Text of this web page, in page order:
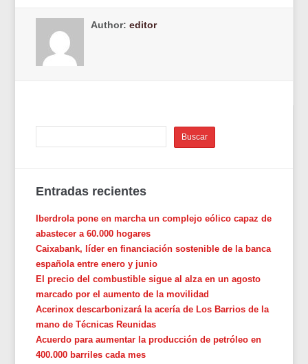
Author:editor
Entradas recientes
Iberdrola pone en marcha un complejo eólico capaz de
abastecer a 60.000 hogares
Caixabank, líder en financiación sostenible de la banca
española entre enero y junio
El precio del combustible sigue al alza en un agosto
marcado por el aumento de la movilidad
Acerinox descarbonizará la acería de Los Barrios de la
mano de Técnicas Reunidas
Acuerdo para aumentar la producción de petróleo en
400.000 barriles cada mes